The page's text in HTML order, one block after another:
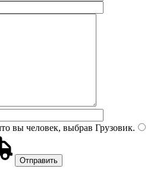
вы человек, выбрав Грузовик.